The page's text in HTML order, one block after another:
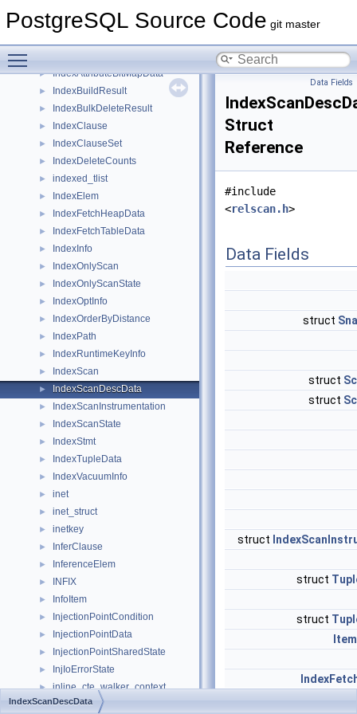
PostgreSQL Source Code git master
► index
► IndexAttributeBitMapData
► IndexBuildResult
► IndexBulkDeleteResult
► IndexClause
► IndexClauseSet
► IndexDeleteCounts
► indexed_tlist
► IndexElem
► IndexFetchHeapData
► IndexFetchTableData
► IndexInfo
► IndexOnlyScan
► IndexOnlyScanState
► IndexOptInfo
► IndexOrderByDistance
► IndexPath
► IndexRuntimeKeyInfo
► IndexScan
► IndexScanDescData
► IndexScanInstrumentation
► IndexScanState
► IndexStmt
► IndexTupleData
► IndexVacuumInfo
► inet
► inet_struct
► inetkey
► InferClause
► InferenceElem
► INFIX
► InfoItem
► InjectionPointCondition
► InjectionPointData
► InjectionPointSharedState
► InjIoErrorState
► inline_cte_walker_context
► inline_error_callback_arg
Data Fields
Struct
Reference
#include
<relscan.h>
Data Fields
struct
struct
struct
struct
struct
struct
IndexScanDescData